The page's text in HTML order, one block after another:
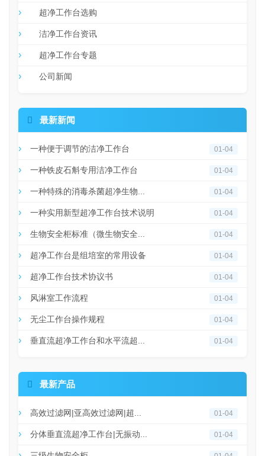
超净工作台选购
洁净工作台资讯
超净工作台专题
公司新闻
 最新新闻
一种便于调节的洁净工作台 01-04
一种铁皮石斛专用洁净工作台 01-04
一种特殊的消毒杀菌超净生物... 01-04
一种实用新型超净工作台技术说明 01-04
生物安全柜标准（微生物安全... 01-04
超净工作台是组培室的常用设备 01-04
超净工作台技术协议书 01-04
风淋室工作流程 01-04
无尘工作台操作规程 01-04
垂直流超净工作台和水平流超... 01-04
 最新产品
高效过滤网|亚高效过滤网|超... 01-04
分体垂直流超净工作台|无振动... 01-04